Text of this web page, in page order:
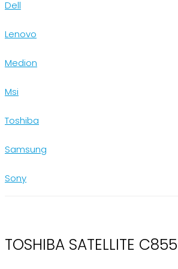
Dell
Lenovo
Medion
Msi
Toshiba
Samsung
Sony
TOSHIBA SATELLITE